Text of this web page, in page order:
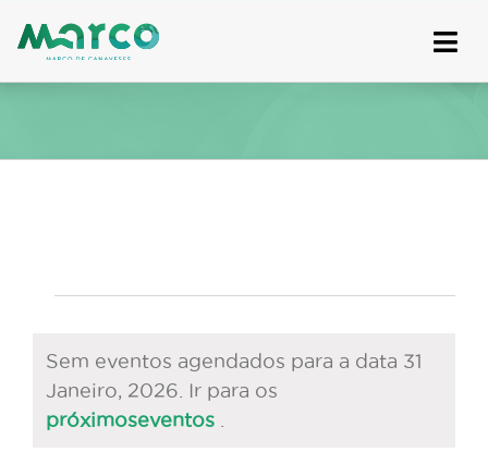
to
for
31
Aviso
Sem eventos agendados para a data 31
Janeiro, 2026. Ir para os
próximoseventos